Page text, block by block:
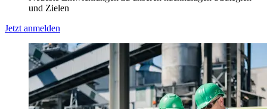
und Zielen
Jetzt anmelden